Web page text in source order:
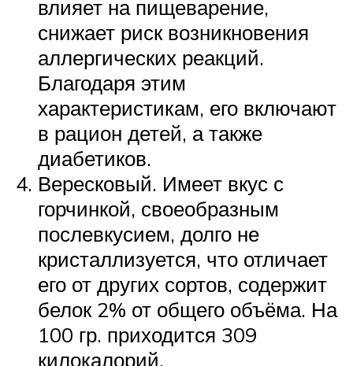
влияет на пищеварение,
снижает риск возникновения
аллергических реакций.
Благодаря этим
характеристикам, его включают
в рацион детей, а также
диабетиков.
Вересковый. Имеет вкус с
горчинкой, своеобразным
послевкусием, долго не
кристаллизуется, что отличает
его от других сортов, содержит
белок 2% от общего объёма. На
100 гр. приходится 309
килокалорий.